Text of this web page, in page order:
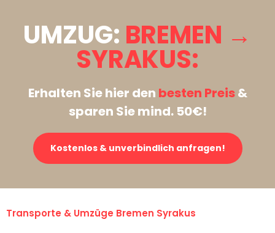
UMZUG: BREMEN →
SYRAKUS:
Erhalten Sie hier den besten Preis&
sparen Sie mind. 50€!
Kostenlos & unverbindlich anfragen!
Transporte & Umzüge Bremen Syrakus